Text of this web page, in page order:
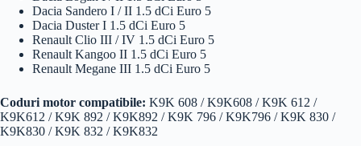
Dacia Sandero I / II 1.5 dCi Euro 5
Dacia Duster I 1.5 dCi Euro 5
Renault Clio III / IV 1.5 dCi Euro 5
Renault Kangoo II 1.5 dCi Euro 5
Renault Megane III 1.5 dCi Euro 5
Coduri motor compatibile: K9K 608 / K9K608 / K9K 612 /
K9K612 / K9K 892 / K9K892 / K9K 796 / K9K796 / K9K 830 /
K9K830 / K9K 832 / K9K832